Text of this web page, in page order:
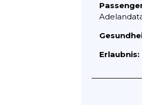
Erlaubnis: